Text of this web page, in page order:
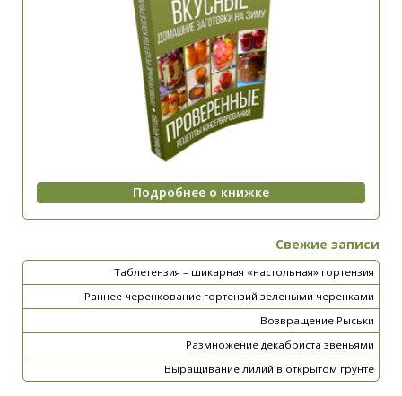
Свежие записи
Таблетензия – шикарная «настольная» гортензия
Раннее черенкование гортензий зелеными черенками
Возвращение Рыськи
Размножение декабриста звеньями
Выращивание лилий в открытом грунте